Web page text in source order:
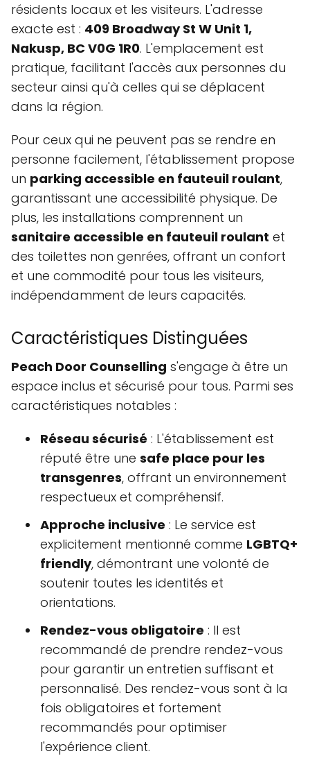
résidents locaux et les visiteurs. L'adresse
exacte est : 409 Broadway St W Unit 1,
Nakusp, BC V0G 1R0. L'emplacement est
pratique, facilitant l'accès aux personnes du
secteur ainsi qu'à celles qui se déplacent
dans la région.
Pour ceux qui ne peuvent pas se rendre en
personne facilement, l'établissement propose
un parking accessible en fauteuil roulant,
garantissant une accessibilité physique. De
plus, les installations comprennent un
sanitaire accessible en fauteuil roulant et
des toilettes non genrées, offrant un confort
et une commodité pour tous les visiteurs,
indépendamment de leurs capacités.
Caractéristiques Distinguées
Peach Door Counselling s'engage à être un
espace inclus et sécurisé pour tous. Parmi ses
caractéristiques notables :
Réseau sécurisé : L'établissement est
réputé être une safe place pour les
transgenres, offrant un environnement
respectueux et compréhensif.
Approche inclusive : Le service est
explicitement mentionné comme LGBTQ+
friendly, démontrant une volonté de
soutenir toutes les identités et
orientations.
Rendez-vous obligatoire : Il est
recommandé de prendre rendez-vous
pour garantir un entretien suffisant et
personnalisé. Des rendez-vous sont à la
fois obligatoires et fortement
recommandés pour optimiser
l'expérience client.